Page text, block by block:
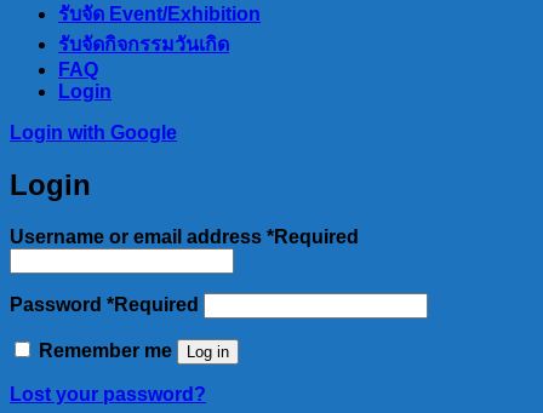
รับจัด Event/Exhibition
รับจัดกิจกรรมวันเกิด
FAQ
Login
Login with Google
Login
Username or email address *Required
Password *Required
Remember me Log in
Lost your password?